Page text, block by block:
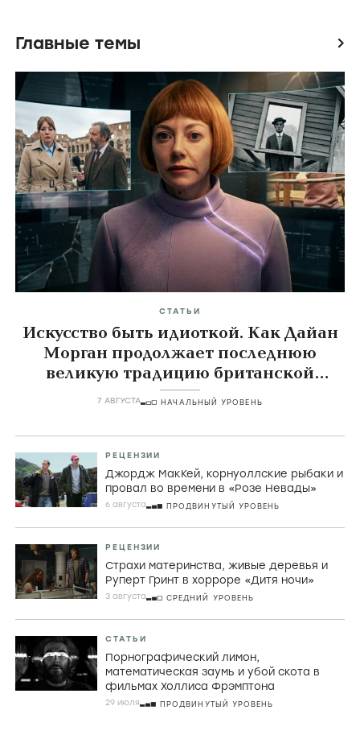
Главные темы icon
СТАТЬИ
Искусство быть идиоткой. Как Дайан
Морган продолжает последнюю
великую традицию британской
комедии
7 АВГУСТА НАЧАЛЬНЫЙ УРОВЕНЬ
РЕЦЕНЗИИ
Джордж МакКей, корнуоллские рыбаки и
провал во времени в «Розе Невады»
6 августа ПРОДВИНУТЫЙ УРОВЕНЬ
РЕЦЕНЗИИ
Страхи материнства, живые деревья и
Руперт Гринт в хорроре «Дитя ночи»
3 августа СРЕДНИЙ УРОВЕНЬ
СТАТЬИ
Порнографический лимон,
математическая заумь и убой скота в
фильмах Холлиса Фрэмптона
29 июля ПРОДВИНУТЫЙ УРОВЕНЬ